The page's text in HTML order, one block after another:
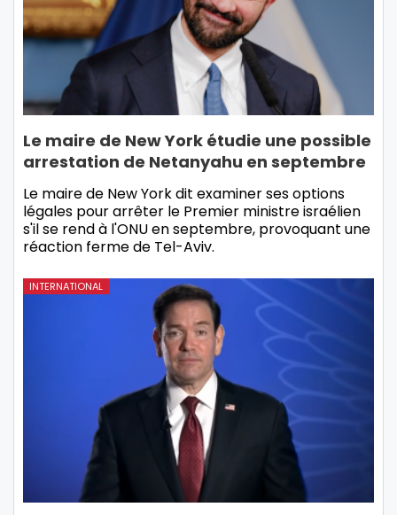
Le maire de New York étudie une possible
arrestation de Netanyahu en septembre
Le maire de New York dit examiner ses options
légales pour arrêter le Premier ministre israélien
s'il se rend à l'ONU en septembre, provoquant une
réaction ferme de Tel-Aviv.
INTERNATIONAL